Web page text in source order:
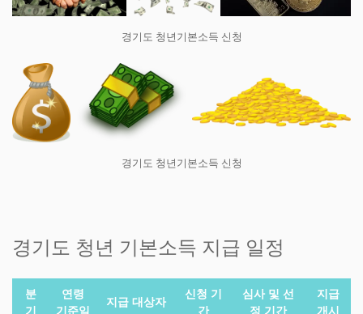
경기도 청년기본소득 신청
경기도 청년기본소득 신청
경기도 청년 기본소득 지급 일정
분
기
연령
기준일
지급 대상자
신청 기
간
심사 및 선
정 기간
지급
개시